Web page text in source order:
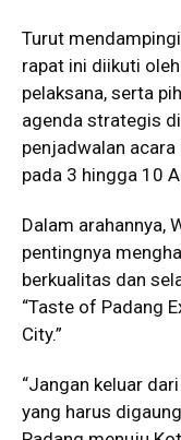
Turut
rapat ini diikuti
pelaksana, serta
agenda strategis
penjadwalan
pada 3 hingga 10
Dalam arahannya,
pentingnya
berkualitas dan
“Taste of Padang
City.”
“Jangan keluar
yang harus